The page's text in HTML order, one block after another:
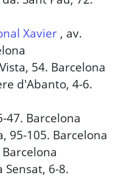
Xavier , av.
54. Barcelona
d'Abanto, 4-6.
47. Barcelona
95-105. Barcelona
Barcelona
Sensat, 6-8.